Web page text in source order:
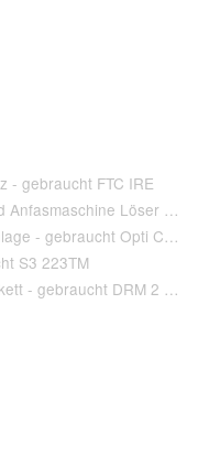
- gebraucht FTC IRE
Löser Dübelkränze für Dübelabläng- und Anfasmaschine Löser Type AA 220 - gebraucht
Weinig Optimierungskappsäge / Kappanlage - gebraucht Opti Cut 90
S3 223TM
Soest Verleimanlage für Mehrschichtparkett - gebraucht DRM 2 1 400 + T 80